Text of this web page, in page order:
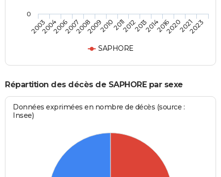
SAPHORE
200320042006200720082009201020112012201320142016202020212023
0
Répartition des décès de SAPHORE par sexe
Données exprimées en nombre de décès (source :
Insee)